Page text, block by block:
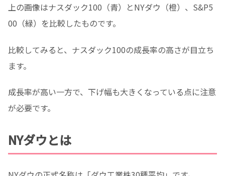
上の画像はナスダック100（青）とNYダウ（橙）、S&P5
00（緑）を比較したものです。
比較してみると、ナスダック100の成長率の高さが目立ち
ます。
成長率が高い一方で、下げ幅も大きくなっている点に注意
が必要です。
NYダウとは